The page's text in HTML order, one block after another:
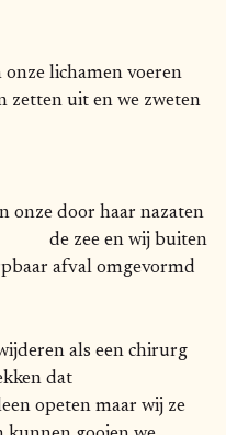
lichamen voeren
zetten uit en we zweten
onze door haar nazaten
zee en wij buiten
afval omgevormd
als een chirurg
dat
opeten maar wij ze